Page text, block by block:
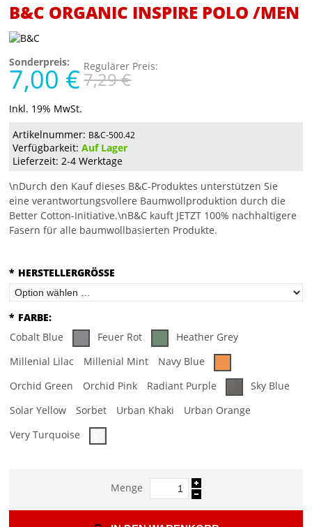
B&C ORGANIC INSPIRE POLO /MEN
Sonderpreis:
7,00 € Regulärer Preis:
7,29 €
Inkl. 19% MwSt.
Artikelnummer: B&C-500.42
Verfügbarkeit:Auf Lager
Lieferzeit: 2-4 Werktage
\nDurch den Kauf dieses B&C-Produktes unterstützen Sie
eine verantwortungsvollere Baumwollproduktion durch die
Better Cotton-Initiative.\nB&C kauft JETZT 100% nachhaltigere
Fasern für alle baumwollbasierten Produkte.
* HERSTELLERGRÖSSE
* FARBE:
Cobalt Blue
Feuer Rot
Heather Grey
Millenial Lilac
Millenial Mint
Navy Blue
Orchid Green
Orchid Pink Radiant Purple
Sky Blue
Solar Yellow
Sorbet Urban Khaki
Urban Orange
Very Turquoise
Menge